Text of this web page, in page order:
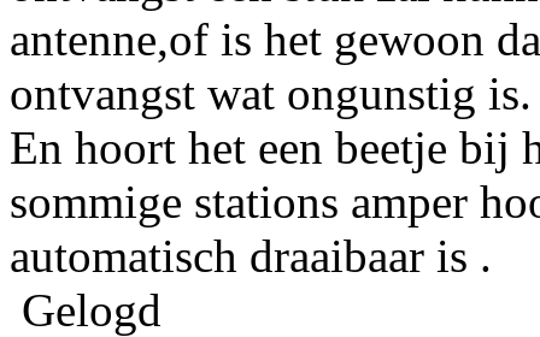
antenne,of is het gewoon
ontvangst wat ongunstig is.
En hoort het een beetje bij
sommige stations amper
automatisch draaibaar is .
Gelogd